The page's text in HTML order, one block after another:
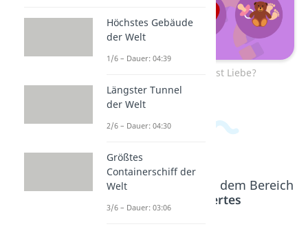
Zum Video: Was ist Liebe?
Beliebte Inhalte aus dem Bereich
Wissenswertes
Höchstes Gebäude
der Welt
1/6 – Dauer: 04:39
Längster Tunnel
der Welt
2/6 – Dauer: 04:30
Größtes
Containerschiff der
Welt
3/6 – Dauer: 03:06